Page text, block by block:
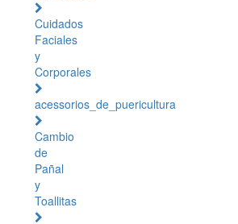
Cuidados
Faciales
y
Corporales
acessorios_de_puericultura
Cambio
de
Pañal
y
Toallitas